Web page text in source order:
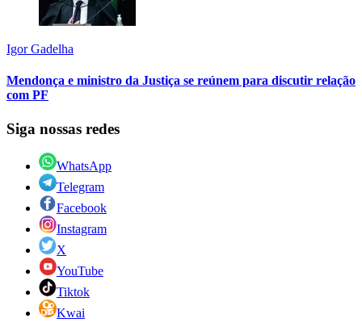
Igor Gadelha
Mendonça e ministro da Justiça se reúnem para discutir relação
com PF
Siga nossas redes
WhatsApp
Telegram
Facebook
Instagram
X
YouTube
Tiktok
Kwai